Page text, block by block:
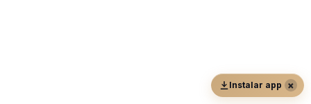
Instalar app ×